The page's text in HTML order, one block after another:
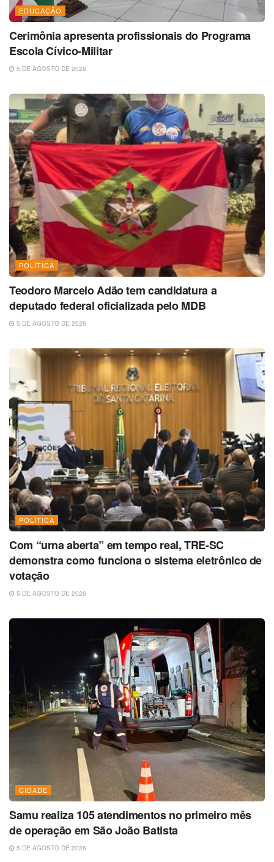
EDUCAÇÃO
Cerimônia apresenta profissionais do Programa
Escola Cívico-Militar
5 DE AGOSTO DE 2026
POLÍTICA
Teodoro Marcelo Adão tem candidatura a
deputado federal oficializada pelo MDB
5 DE AGOSTO DE 2026
POLÍTICA
Com “urna aberta” em tempo real, TRE-SC
demonstra como funciona o sistema eletrônico de
votação
5 DE AGOSTO DE 2026
CIDADE
Samu realiza 105 atendimentos no primeiro mês
de operação em São João Batista
5 DE AGOSTO DE 2026